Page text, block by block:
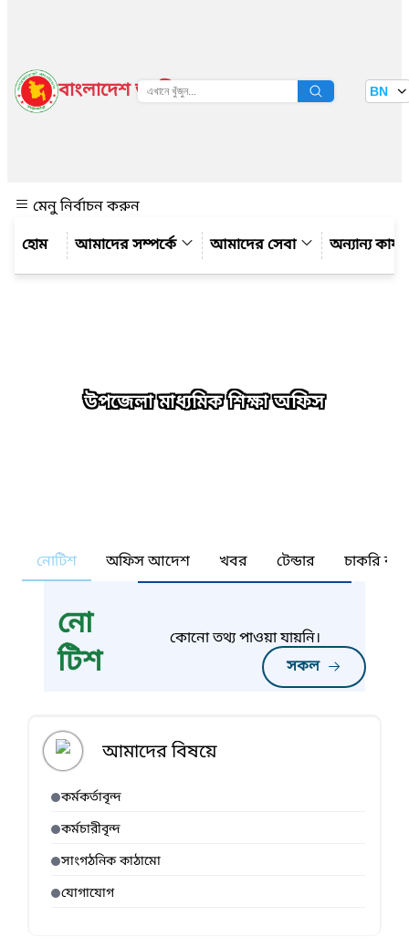
বাংলাদেশ জাতীয় তথ্য বাতায়ন BN
মেনু নির্বাচন করুন
আমাদের সম্পর্কে
আমাদের সেবা অন্যান্য
উপজেলা মাধ্যমিক শিক্ষা অফিস
নোটিশ অফিস আদেশ খবর টেন্ডার চাকরি
নো
টিশ
সকল
কোনো তথ্য পাওয়া যায়নি।
আমাদের বিষয়ে
কর্মকর্তাবৃন্দ
কর্মচারীবৃন্দ
সাংগঠনিক কাঠামো
যোগাযোগ